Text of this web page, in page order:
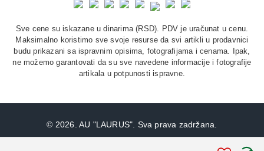
Sve cene su iskazane u dinarima (RSD). PDV je uračunat u cenu.
Maksimalno koristimo sve svoje resurse da svi artikli u prodavnici
budu prikazani sa ispravnim opisima, fotografijama i cenama. Ipak,
ne možemo garantovati da su sve navedene informacije i fotografije
artikala u potpunosti ispravne.
© 2026. AU "LAURUS". Sva prava zadržana.